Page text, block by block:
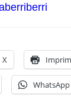
X
WhatsApp